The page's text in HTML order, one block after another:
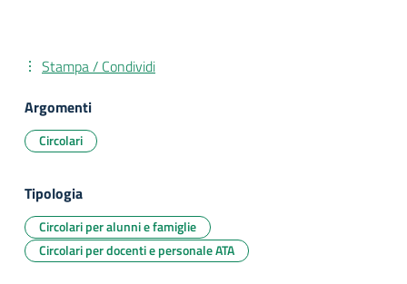
Stampa / Condividi
Argomenti
Circolari
Tipologia
Circolari per alunni e famiglie
Circolari per docenti e personale ATA